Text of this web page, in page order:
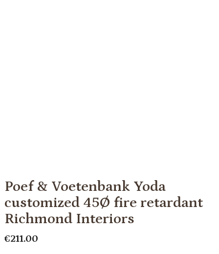
Poef & Voetenbank Yoda
customized 45Ø fire retardant
Richmond Interiors
€211.00